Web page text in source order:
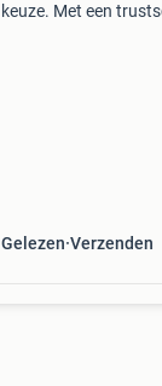
keuze. Met een
Gelezen Verzenden